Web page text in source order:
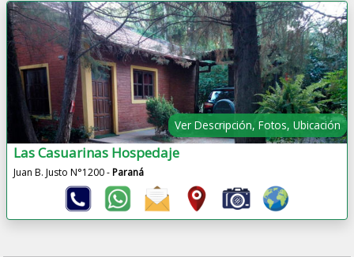
Ver Descripción, Fotos, Ubicación
Las Casuarinas Hospedaje
Juan B. Justo N°1200 -Paraná